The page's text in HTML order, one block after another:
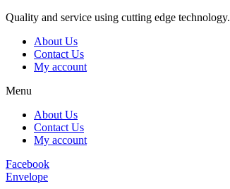
Skip
content
Quality and service using cutting edge technology.
About Us
Contact Us
My account
Menu
About Us
Contact Us
My account
Facebook
Envelope